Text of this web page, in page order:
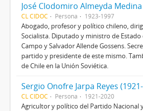
José Clodomiro Almeyda
CL CIDOC Persona 1923-1997
Abogado, profesor y político chileno,
Socialista. Diputado y ministro de Estado
Campo y Salvador Allende Gossens.
partido y presidente de este mismo.
de Chile en la Unión Soviética.
Sergio Onofre Jarpa Reyes
CL CIDOC Persona 1921-2020
Agricultor y político del Partido Nacional